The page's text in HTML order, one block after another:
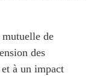
de
des
à un impact